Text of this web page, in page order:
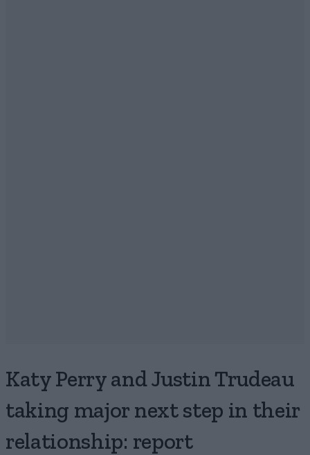
Katy Perry and Justin Trudeau
taking major next step in their
relationship: report